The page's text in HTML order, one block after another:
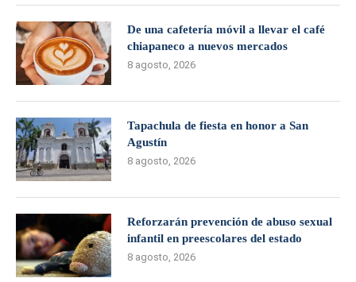
De una cafetería móvil a llevar el café
chiapaneco a nuevos mercados
8 agosto, 2026
Tapachula de fiesta en honor a San
Agustín
8 agosto, 2026
Reforzarán prevención de abuso sexual
infantil en preescolares del estado
8 agosto, 2026